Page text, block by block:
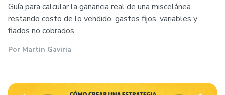
Guía para calcular la ganancia real de una miscelánea
restando costo de lo vendido, gastos fijos, variables y
fiados no cobrados.
Por Martin Gaviria